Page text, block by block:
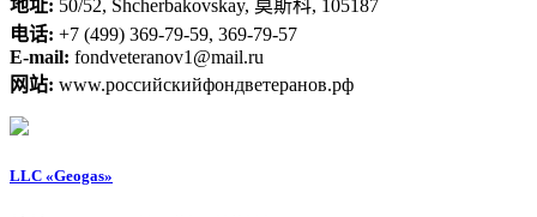
地址: 50/52, Shcherbakovskay, 莫斯科, 105187
电话: +7 (499) 369-79-59, 369-79-57
E-mail: fondveteranov1@mail.ru
网站: www.российскийфондветеранов.рф
LLC «Geogas»